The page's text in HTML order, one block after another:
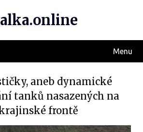
Menu
aneb dynamické
tanků nasazených na
frontě